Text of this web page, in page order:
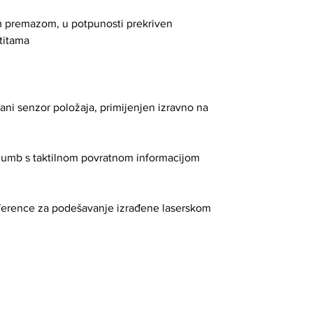
u potpunosti prekriven
senzor položaja, primijenjen izravno na
s taktilnom povratnom informacijom
za podešavanje izrađene laserskom